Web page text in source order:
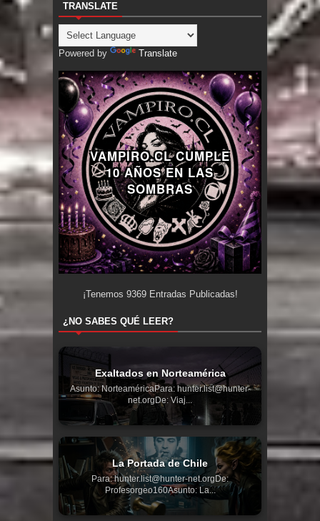
TRANSLATE
Powered by Translate
VAMPIRO.CL CUMPLE
10 AÑOS EN LAS
SOMBRAS
¡Tenemos 9369Entradas Publicadas!
¿NO SABES QUÉ LEER?
Exaltados en Norteamérica
Asunto: NorteaméricaPara: hunter.list@hunter-
net.orgDe: Viaj...
La Portada de Chile
Para: hunter.list@hunter-net.orgDe:
Profesorgeo160Asunto: La...